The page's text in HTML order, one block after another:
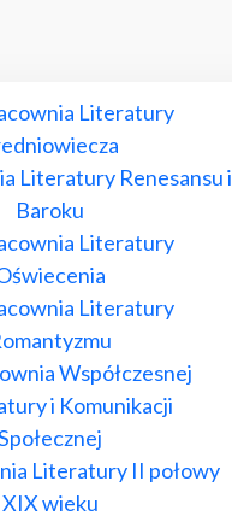
Literatury
Literatury Renesansu i
Baroku
Literatury
Literatury
Współczesnej
i Komunikacji
Literatury II połowy
XIX wieku